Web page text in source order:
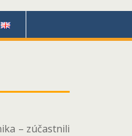
– zúčastnili